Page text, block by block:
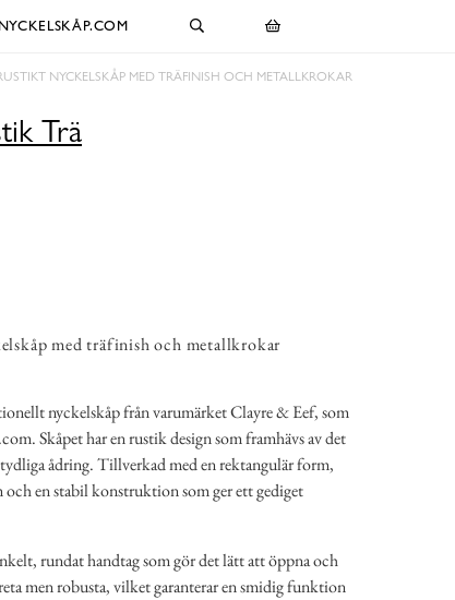
NYCKELSKÅP MED TRÄFINISH OCH METALLKROKAR
Trä
med träfinish och metallkrokar
nyckelskåp från varumärket Clayre & Eef, som
Skåpet har en rustik design som framhävs av det
ådring. Tillverkad med en rektangulär form,
och en stabil konstruktion som ger ett gediget
rundat handtag som gör det lätt att öppna och
men robusta, vilket garanterar en smidig funktion